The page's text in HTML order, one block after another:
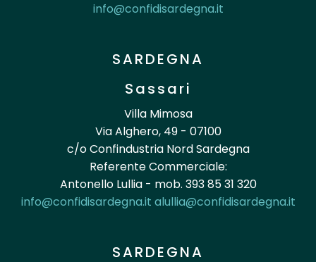
info@confidisardegna.it
SARDEGNA
Sassari
Villa Mimosa
Via Alghero, 49 - 07100
c/o Confindustria Nord Sardegna
Referente Commerciale:
Antonello Lullia - mob. 393 85 31 320
info@confidisardegna.it alullia@confidisardegna.it
SARDEGNA